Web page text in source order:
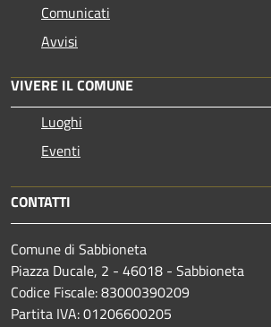
Comunicati
Avvisi
VIVERE IL COMUNE
Luoghi
Eventi
CONTATTI
Comune di Sabbioneta
Piazza Ducale, 2 - 46018 - Sabbioneta
Codice Fiscale: 83000390209
Partita IVA: 01206600205